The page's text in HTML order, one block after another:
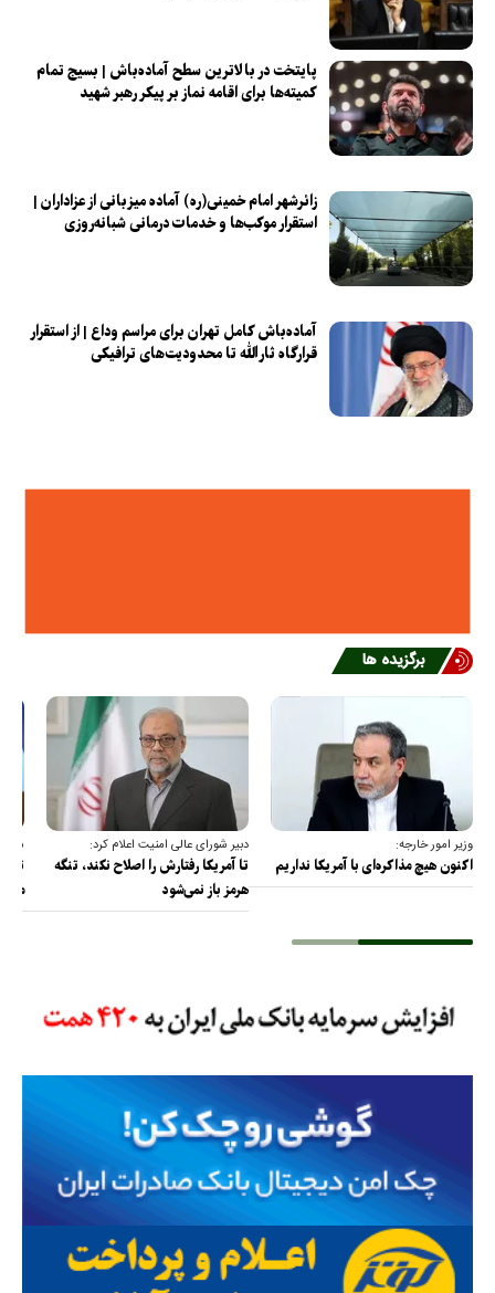
پایتخت در بالاترین سطح آماده‌باش | بسیج تمام
کمیته‌ها برای اقامه نماز بر پیکر رهبر شهید
زائرشهر امام خمینی(ره) آماده میزبانی از عزاداران |
استقرار موکب‌ها و خدمات درمانی شبانه‌روزی
آماده‌باش کامل تهران برای مراسم وداع | از استقرار
قرارگاه ثارالله تا محدودیت‌های ترافیکی
برگزیده ها
وزیر امور خارجه:
اکنون هیچ مذاکره‌ای با آمریکا نداریم
دبیر شورای عالی امنیت اعلام کرد:
تا آمریکا رفتارش را اصلاح نکند، تنگه
هرمز باز نمی‌شود